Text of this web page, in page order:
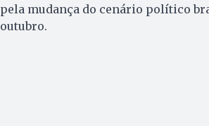
pela mudança do cenário político
outubro.